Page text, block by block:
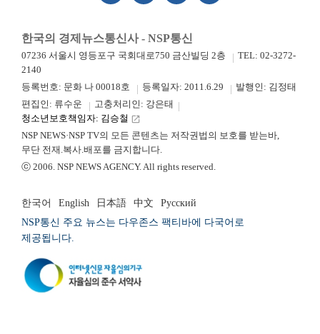
한국의 경제뉴스통신사 - NSP통신
07236 서울시 영등포구 국회대로750 금산빌딩 2층
TEL: 02-3272-
2140
등록번호: 문화 나 00018호
등록일자: 2011.6.29
발행인: 김정태
편집인: 류수운
고충처리인: 강은태
청소년보호책임자: 김승철 launch
NSP NEWS·NSP TV의 모든 콘텐츠는 저작권법의 보호를 받는바,
무단 전재.복사.배포를 금지합니다.
ⓒ 2006. NSP NEWS AGENCY. All rights reserved.
한국어 English 日本語 中文
Русский
NSP통신 주요 뉴스는 다우존스 팩티바에 다국어로
제공됩니다.